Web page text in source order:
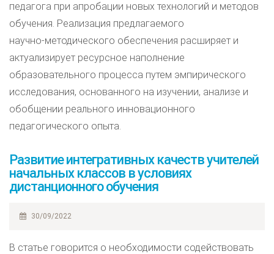
педагога при апробации новых технологий и методов
обучения. Реализация предлагаемого
научно-методического обеспечения расширяет и
актуализирует ресурсное наполнение
образовательного процесса путем эмпирического
исследования, основанного на изучении, анализе и
обобщении реального инновационного
педагогического опыта.
Развитие интегративных качеств учителей
начальных классов в условиях
дистанционного обучения
30/09/2022
В статье говорится о необходимости содействовать